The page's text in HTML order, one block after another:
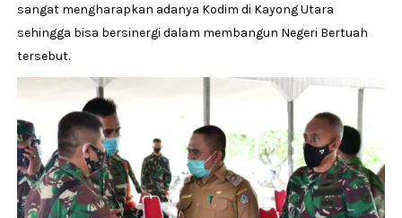
sangat mengharapkan adanya Kodim di Kayong Utara
sehingga bisa bersinergi dalam membangun Negeri Bertuah
tersebut.